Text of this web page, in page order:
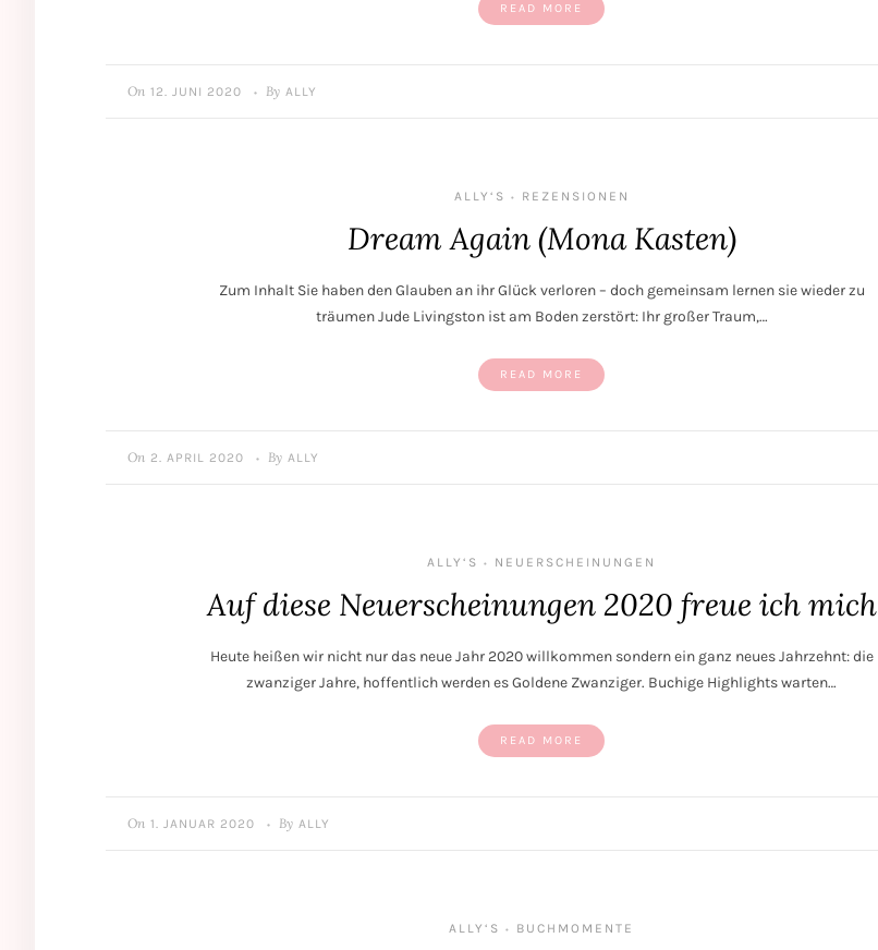
READ MORE
On 12. JUNI 2020 • By ALLY
ALLY‘S • REZENSIONEN
Dream Again (Mona Kasten)
Zum Inhalt Sie haben den Glauben an ihr Glück verloren – doch gemeinsam lernen sie wieder zu
träumen Jude Livingston ist am Boden zerstört: Ihr großer Traum,…
READ MORE
On 2. APRIL 2020 • By ALLY
ALLY‘S • NEUERSCHEINUNGEN
Auf diese Neuerscheinungen 2020 freue ich mich
Heute heißen wir nicht nur das neue Jahr 2020 willkommen sondern ein ganz neues Jahrzehnt: die
zwanziger Jahre, hoffentlich werden es Goldene Zwanziger. Buchige Highlights warten…
READ MORE
On 1. JANUAR 2020 • By ALLY
ALLY‘S • BUCHMOMENTE